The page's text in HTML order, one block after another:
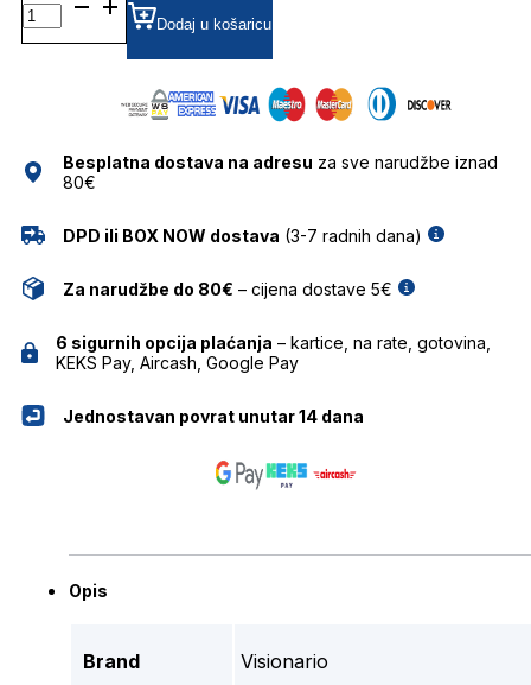
NAOČALE
VISIONARIO
Dodaj u košaricu
Besplatna dostava na adresu za sve narudžbe iznad
80€
DPD ili BOX NOW dostava (3-7 radnih dana)
Za narudžbe do 80€ – cijena dostave 5€
6 sigurnih opcija plaćanja – kartice, na rate, gotovina,
KEKS Pay, Aircash, Google Pay
Jednostavan povrat unutar 14 dana
Opis
Brand Visionario